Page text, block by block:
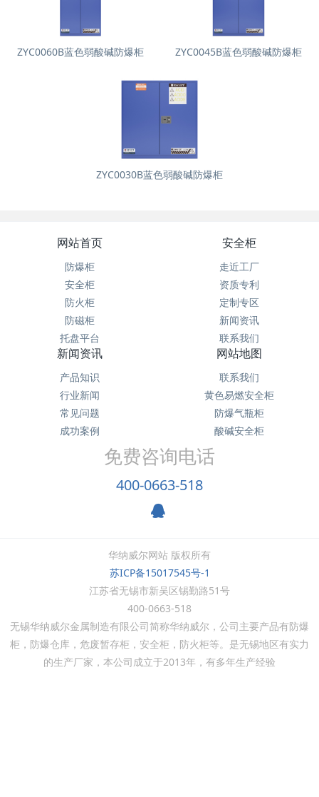
ZYC0060B蓝色弱酸碱防爆柜 ZYC0045B蓝色弱酸碱防爆柜
ZYC0030B蓝色弱酸碱防爆柜
网站首页
防爆柜
安全柜
防火柜
防磁柜
托盘平台
安全柜
走近工厂
资质专利
定制专区
新闻资讯
联系我们
新闻资讯
产品知识
行业新闻
常见问题
成功案例
网站地图
联系我们
黄色易燃安全柜
防爆气瓶柜
酸碱安全柜
免费咨询电话
400-0663-518
华纳威尔网站 版权所有
苏ICP备15017545号-1
江苏省无锡市新吴区锡勤路51号
400-0663-518
无锡华纳威尔金属制造有限公司简称华纳威尔，公司主要产品有防爆
柜，防爆仓库，危废暂存柜，安全柜，防火柜等。是无锡地区有实力
的生产厂家，本公司成立于2013年，有多年生产经验